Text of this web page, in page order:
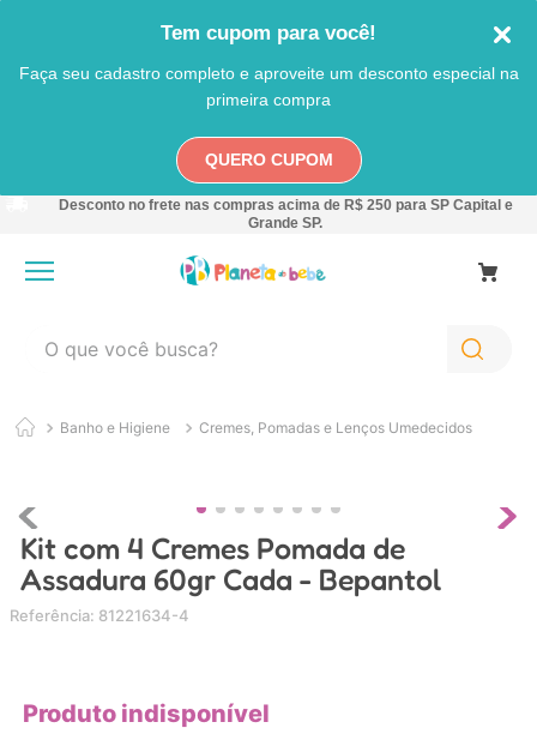
Tem cupom para você!
Faça seu cadastro completo e aproveite um desconto especial na
primeira compra
QUERO CUPOM
Desconto no frete nas compras acima de R$ 250 para SP Capital e
Grande SP.
Banho e Higiene Cremes, Pomadas e Lenços Umedecidos
Kit com 4 Cremes Pomada de
Assadura 60gr Cada - Bepantol
Referência: 81221634-4
Produto indisponível
1 º
carro
4
carrinho
8º
mamadeira